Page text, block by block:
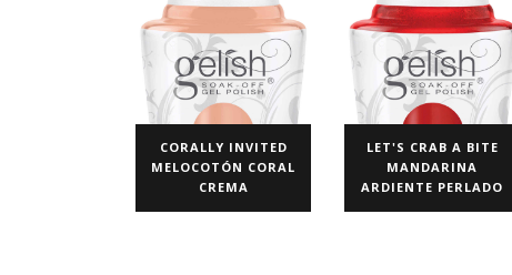
CORALLY INVITED
MELOCOTÓN CORAL
CREMA
LET'S CRAB A BITE
MANDARINA
ARDIENTE PERLADO